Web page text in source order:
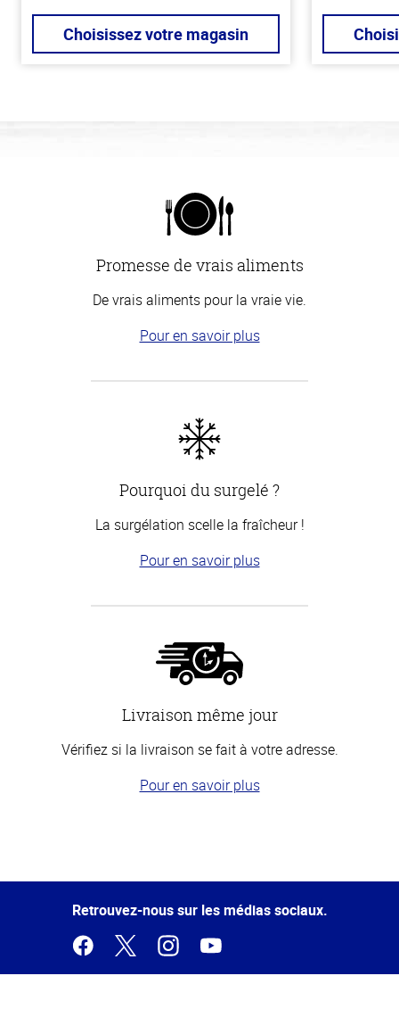
Choisissez votre magasin
Promesse de vrais aliments
De vrais aliments pour la vraie vie.
Pour en savoir plus
Pourquoi du surgelé ?
La surgélation scelle la fraîcheur !
Pour en savoir plus
Livraison même jour
Vérifiez si la livraison se fait à votre adresse.
Pour en savoir plus
de la
Retrouvez-nous sur les médias sociaux.